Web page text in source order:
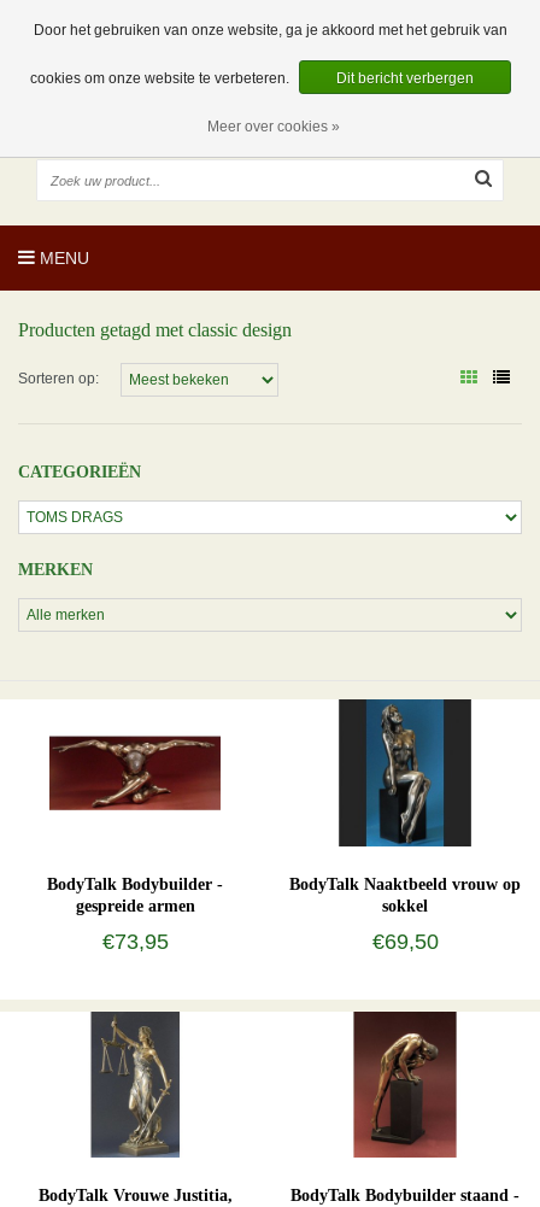
0 Artikelen
NL
EUR
MENU
Producten getagd met classic design
Sorteren op:
CATEGORIEËN
MERKEN
BodyTalk Bodybuilder -
gespreide armen
€73,95
BodyTalk Naaktbeeld vrouw op
sokkel
€69,50
BodyTalk Vrouwe Justitia,
BodyTalk Bodybuilder staand -
Door het gebruiken van onze website, ga je akkoord met het gebruik van
cookies om onze website te verbeteren. Dit bericht verbergen
Meer over cookies »